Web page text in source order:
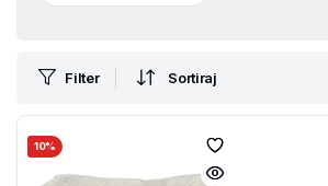
Filter Sortiraj
10%